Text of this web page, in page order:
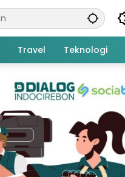
Travel Teknologi